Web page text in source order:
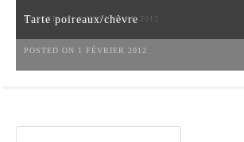
POSTED ON 6 NOVEMBRE 2012
Tarte poireaux/chèvre
POSTED ON 1 FÉVRIER 2012